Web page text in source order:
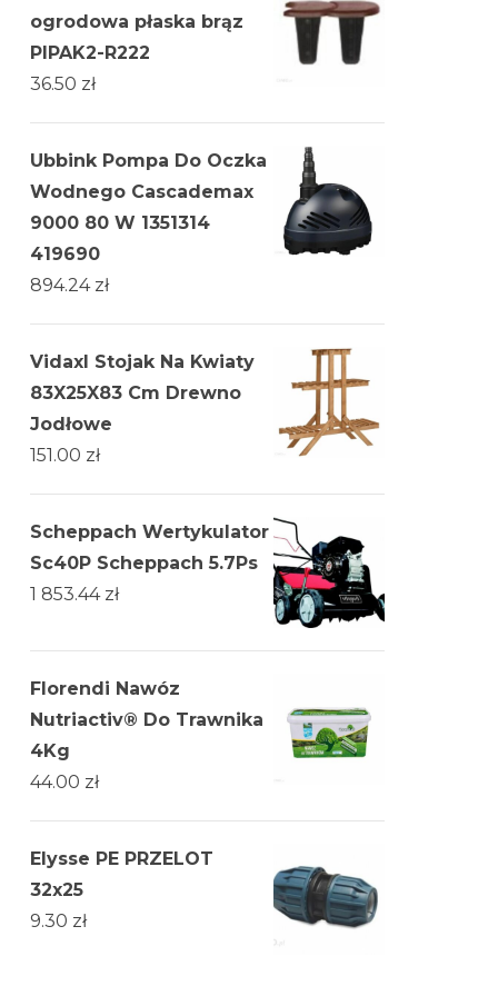
ogrodowa płaska brąz
PIPAK2-R222
36.50 zł
Ubbink Pompa Do Oczka
Wodnego Cascademax
9000 80 W 1351314
419690
894.24 zł
Vidaxl Stojak Na Kwiaty
83X25X83 Cm Drewno
Jodłowe
151.00 zł
Scheppach Wertykulator
Sc40P Scheppach 5.7Ps
1 853.44 zł
Florendi Nawóz
Nutriactiv® Do Trawnika
4Kg
44.00 zł
Elysse PE PRZELOT
32x25
9.30 zł